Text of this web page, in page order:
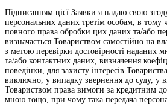
Підписанням цієї Заявки я надаю свою
персональних даних третім особам, в тому
повного права обробки цих даних та/або
визначається Товариством самостійно на
з метою перевірки достовірності наданих
та/або контактних даних, визначення
поведінки, для захисту інтересів
виключно, у випадку звернення до суду, у
Товариством права вимоги за кредитним
мною тощо, при чому така передача